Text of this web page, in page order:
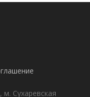
м. Сухаревская